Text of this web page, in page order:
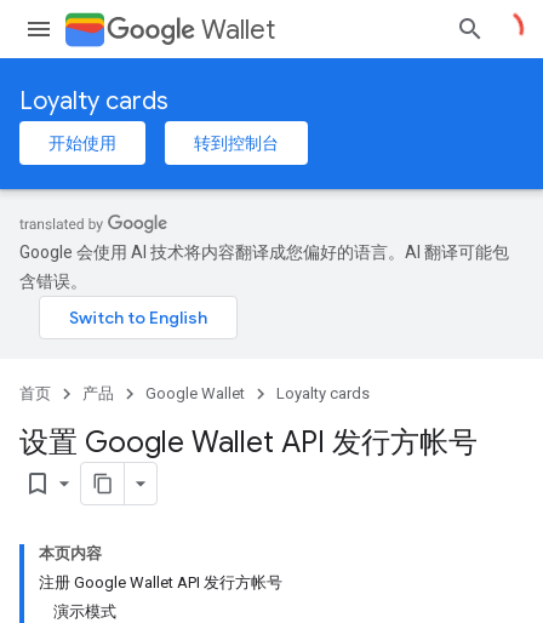
Wallet
Loyalty cards
开始使用 转到控制台
Google 会使用 AI 技术将内容翻译成您偏好的语言。AI 翻译可能包
含错误。
首页 产品 Google Wallet Loyalty cards
设置 Google Wallet API 发行方帐号
bookmark_border
本页内容
注册 Google Wallet API 发行方帐号
演示模式